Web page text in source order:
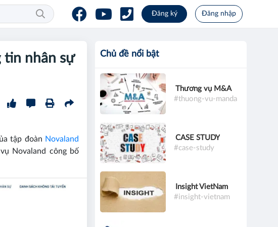
Đăng ký Đăng nhập
tin nhân sự
tập đoàn Novaland
Novaland công bố
Chủ đề nổi bật
Thương vụ M&A
#thuong-vu-manda
CASE STUDY
#case-study
Insight VietNam
#insight-vietnam